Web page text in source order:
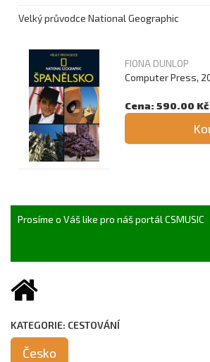
Velký průvodce National Geographic
FIONA DUNLOP
Computer Press,
Cena: 590.00 Kč
Prosíme o Váš like pro náš portál CSMUSIC
KATEGORIE: CESTOVÁNÍ
Česko